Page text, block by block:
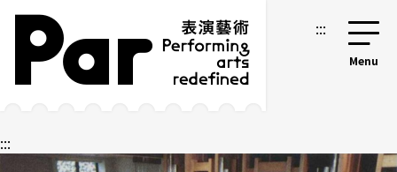
跳到主要內容區塊
網站導覽 :::
:::